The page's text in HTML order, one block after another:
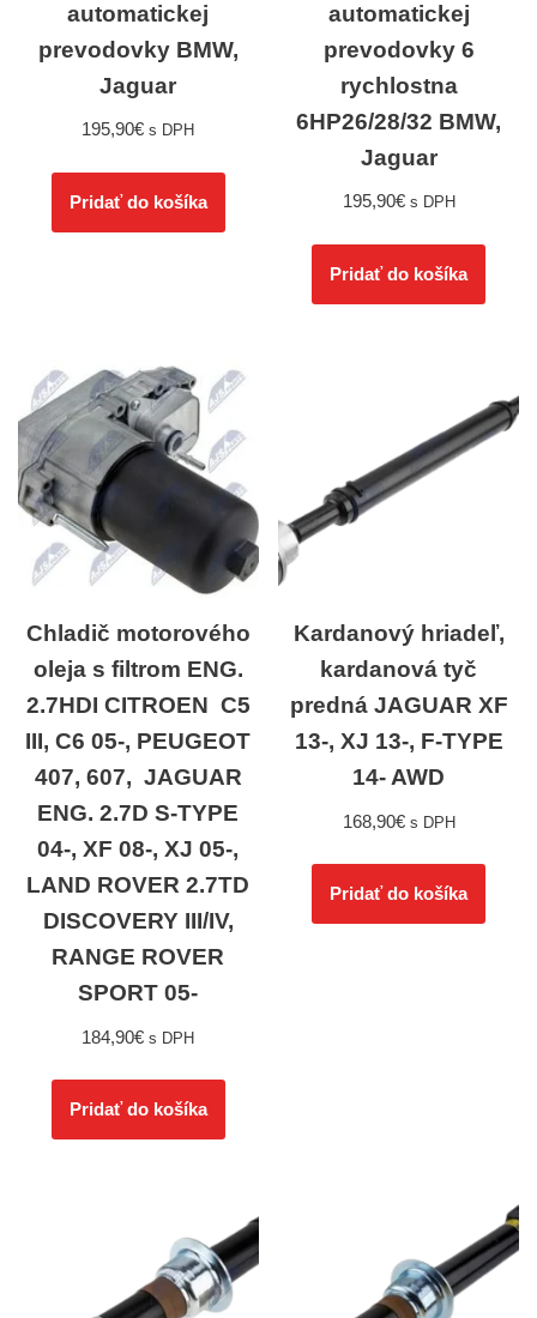
automatickej
prevodovky BMW,
Jaguar
195,90€ s DPH
Pridať do košíka
automatickej
prevodovky 6
rychlostna
6HP26/28/32 BMW,
Jaguar
195,90€ s DPH
Pridať do košíka
Chladič motorového
oleja s filtrom ENG.
2.7HDI CITROEN C5
III, C6 05-, PEUGEOT
407, 607, JAGUAR
ENG. 2.7D S-TYPE
04-, XF 08-, XJ 05-,
LAND ROVER 2.7TD
DISCOVERY III/IV,
RANGE ROVER
SPORT 05-
184,90€ s DPH
Pridať do košíka
Kardanový hriadeľ,
kardanová tyč
predná JAGUAR XF
13-, XJ 13-, F-TYPE
14- AWD
168,90€ s DPH
Pridať do košíka